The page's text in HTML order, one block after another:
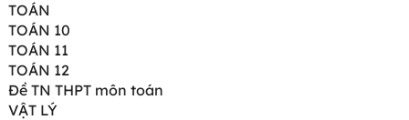
TOÁN
TOÁN 10
TOÁN 11
TOÁN 12
Đề TN THPT môn toán
VẬT LÝ